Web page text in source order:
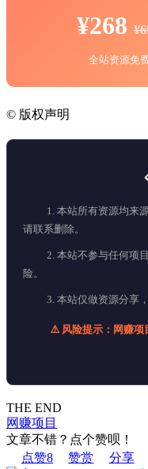
¥268
全站资源免
© 版权声明
1. 本站所有资源均来
请联系删除。
2. 本站不参与任何项
险。
3. 本站仅做资源分享
⚠️ 风险提示：网赚项
THE END
网赚项目
文章不错？点个赞呗！
点赞8 赞赏 分享